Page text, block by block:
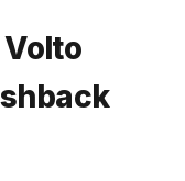
Volto